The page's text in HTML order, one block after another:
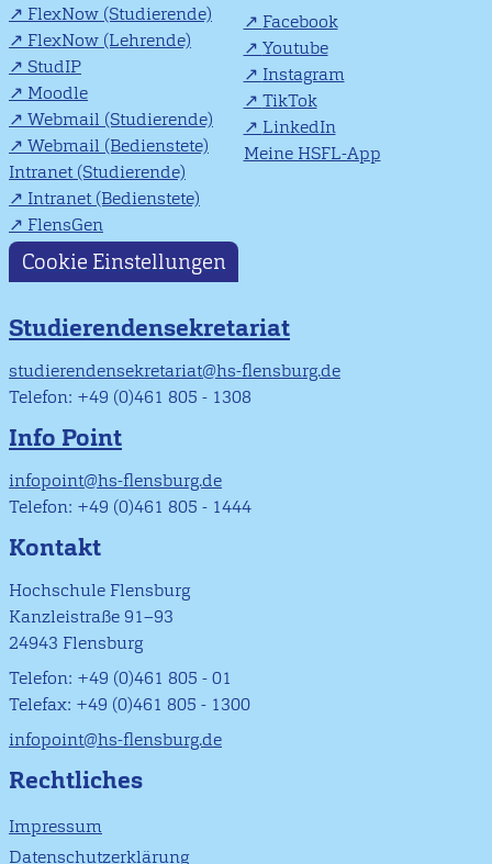
FlexNow (Studierende)
FlexNow (Lehrende)
StudIP
Moodle
Webmail (Studierende)
Webmail (Bedienstete)
Intranet (Studierende)
Intranet (Bedienstete)
FlensGen
Facebook
Youtube
Instagram
TikTok
LinkedIn
Meine HSFL-App
Cookie Einstellungen
Studierendensekretariat
studierendensekretariat@hs-flensburg.de
Telefon: +49 (0)461 805 - 1308
Info Point
infopoint@hs-flensburg.de
Telefon: +49 (0)461 805 - 1444
Kontakt
Hochschule Flensburg
Kanzleistraße 91–93
24943 Flensburg
Telefon: +49 (0)461 805 - 01
Telefax: +49 (0)461 805 - 1300
infopoint@hs-flensburg.de
Rechtliches
Impressum
Datenschutzerklärung